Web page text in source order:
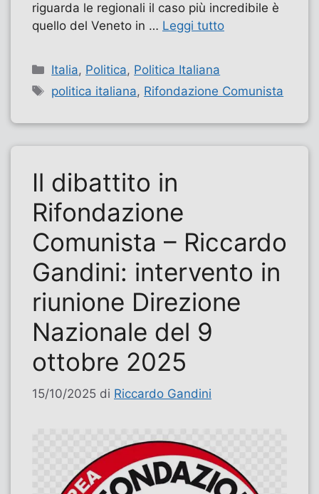
riguarda le regionali il caso più incredibile è
quello del Veneto in … Leggi tutto
Categorie
Italia, Politica, Politica Italiana
Tag
politica italiana, Rifondazione Comunista
Il dibattito in
Rifondazione
Comunista – Riccardo
Gandini: intervento in
riunione Direzione
Nazionale del 9
ottobre 2025
15/10/2025 di Riccardo Gandini